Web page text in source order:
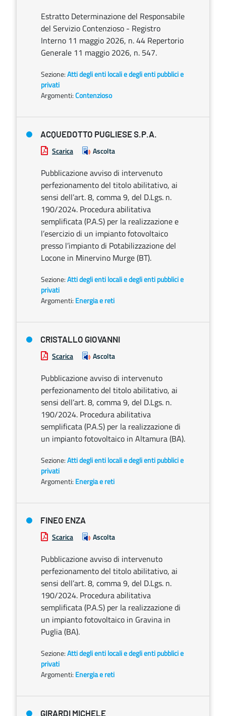
Estratto Determinazione del Responsabile
del Servizio Contenzioso - Registro
Interno 11 maggio 2026, n. 44 Repertorio
Generale 11 maggio 2026, n. 547.
Sezione:Atti degli enti locali e degli enti pubblici e
privati
Argomenti:Contenzioso
ACQUEDOTTO PUGLIESE S.P.A.
Scarica Ascolta
Pubblicazione avviso di intervenuto
perfezionamento del titolo abilitativo, ai
sensi dell’art. 8, comma 9, del D.Lgs. n.
190/2024. Procedura abilitativa
semplificata (P.A.S) per la realizzazione e
l’esercizio di un impianto fotovoltaico
presso l’impianto di Potabilizzazione del
Locone in Minervino Murge (BT).
Sezione:Atti degli enti locali e degli enti pubblici e
privati
Argomenti: Energia e reti
CRISTALLO GIOVANNI
Scarica Ascolta
Pubblicazione avviso di intervenuto
perfezionamento del titolo abilitativo, ai
sensi dell’art. 8, comma 9, del D.Lgs. n.
190/2024. Procedura abilitativa
semplificata (P.A.S) per la realizzazione di
un impianto fotovoltaico in Altamura (BA).
Sezione:Atti degli enti locali e degli enti pubblici e
privati
Argomenti: Energia e reti
FINEO ENZA
Scarica Ascolta
Pubblicazione avviso di intervenuto
perfezionamento del titolo abilitativo, ai
sensi dell’art. 8, comma 9, del D.Lgs. n.
190/2024. Procedura abilitativa
semplificata (P.A.S) per la realizzazione di
un impianto fotovoltaico in Gravina in
Puglia (BA).
Sezione:Atti degli enti locali e degli enti pubblici e
privati
Argomenti: Energia e reti
GIRARDI MICHELE